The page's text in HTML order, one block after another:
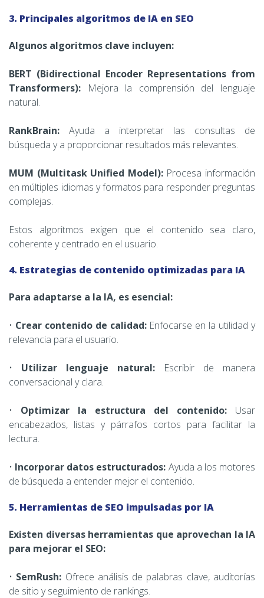
3. Principales algoritmos de IA en SEO
Algunos algoritmos clave incluyen:
BERT (Bidirectional Encoder Representations from
Transformers): Mejora la comprensión del lenguaje
natural.
RankBrain: Ayuda a interpretar las consultas de
búsqueda y a proporcionar resultados más relevantes.
MUM (Multitask Unified Model):Procesa información
en múltiples idiomas y formatos para responder preguntas
complejas.
Estos algoritmos exigen que el contenido sea claro,
coherente y centrado en el usuario.
4. Estrategias de contenido optimizadas para IA
Para adaptarse a la IA, es esencial:
• Crear contenido de calidad:Enfocarse en la utilidad y
relevancia para el usuario.
• Utilizar lenguaje natural: Escribir de manera
conversacional y clara.
• Optimizar la estructura del contenido: Usar
encabezados, listas y párrafos cortos para facilitar la
lectura.
• Incorporar datos estructurados: Ayuda a los motores
de búsqueda a entender mejor el contenido.
5. Herramientas de SEO impulsadas por IA
Existen diversas herramientas que aprovechan la IA
para mejorar el SEO:
• SemRush: Ofrece análisis de palabras clave, auditorías
de sitio y seguimiento de rankings.